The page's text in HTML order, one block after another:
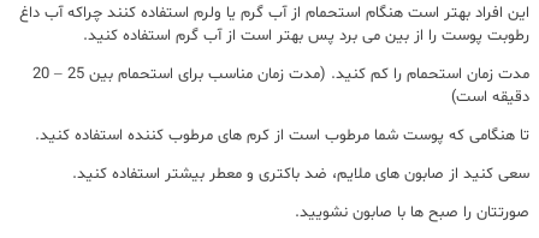
این افراد بهتر است هنگام استحمام از آب گرم یا ولرم استفاده کنند چراکه آب داغ
رطوبت پوست را از بین می برد پس بهتر است از آب گرم استفاده کنید.
مدت زمان استحمام را کم کنید. (مدت زمان مناسب برای استحمام بین 25 – 20
دقیقه است)
تا هنگامی که پوست شما مرطوب است از کرم های مرطوب کننده استفاده کنید.
سعی کنید از صابون های ملایم، ضد باکتری و معطر بیشتر استفاده کنید.
صورتتان را صبح ها با صابون نشویید.